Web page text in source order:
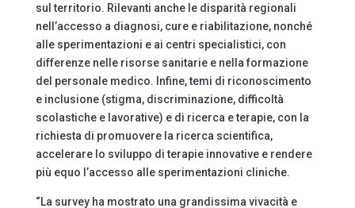
sul territorio. Rilevanti anche le disparità regionali
nell’accesso a diagnosi, cure e riabilitazione, nonché
alle sperimentazioni e ai centri specialistici, con
differenze nelle risorse sanitarie e nella formazione
del personale medico. Infine, temi di riconoscimento
e inclusione (stigma, discriminazione, difficoltà
scolastiche e lavorative) e di ricerca e terapie, con la
richiesta di promuovere la ricerca scientifica,
accelerare lo sviluppo di terapie innovative e rendere
più equo l’accesso alle sperimentazioni cliniche.
“La survey ha mostrato una grandissima vivacità e